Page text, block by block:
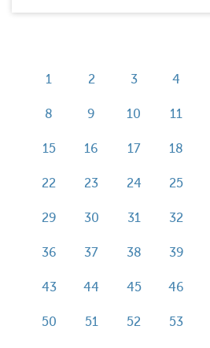
1 2 3 4
8 9 10 11
15 16 17 18
22 23 24 25
29 30 31 32
36 37 38 39
43 44 45 46
50 51 52 53